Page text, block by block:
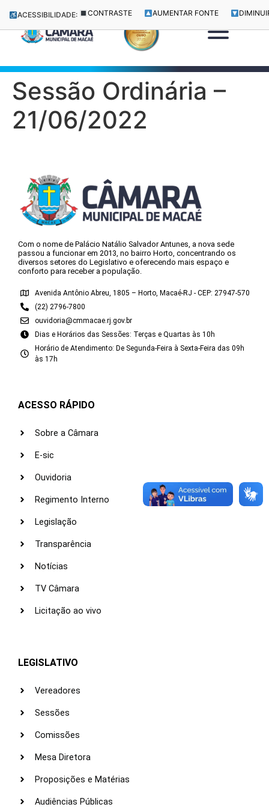
ACESSIBILIDADE: CONTRASTE AUMENTAR FONTE
Sessão Ordinária –
21/06/2022
Com o nome de Palácio Natálio Salvador Antunes, a nova sede
passou a funcionar em 2013, no bairro Horto, concentrando os
diversos setores do Legislativo e oferecendo mais espaço e
conforto para receber a população.
Avenida Antônio Abreu, 1805 – Horto, Macaé-RJ - CEP: 27947-570
(22) 2796-7800
ouvidoria@cmmacae.rj.gov.br
Dias e Horários das Sessões: Terças e Quartas às 10h
Horário de Atendimento: De Segunda-Feira à Sexta-Feira das 09h
às 17h
ACESSO RÁPIDO
Sobre a Câmara
E-sic
Ouvidoria
Regimento Interno
Legislação
Transparência
Notícias
TV Câmara
Licitação ao vivo
LEGISLATIVO
Vereadores
Sessões
Comissões
Mesa Diretora
Proposições e Matérias
Audiências Públicas